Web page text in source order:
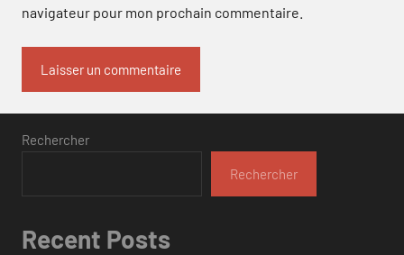
navigateur pour mon prochain commentaire.
Rechercher
Rechercher
Recent Posts